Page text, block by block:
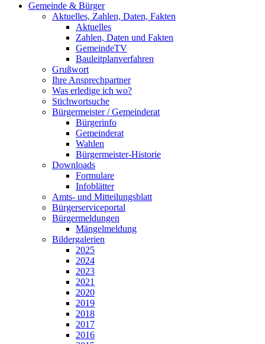
Gemeinde & Bürger
Aktuelles, Zahlen, Daten, Fakten
Aktuelles
Zahlen, Daten und Fakten
GemeindeTV
Bauleitplanverfahren
Grußwort
Ihre Ansprechpartner
Was erledige ich wo?
Stichwortsuche
Bürgermeister / Gemeinderat
Bürgerinfo
Gemeinderat
Wahlen
Bürgermeister-Historie
Downloads
Formulare
Infoblätter
Amts- und Mitteilungsblatt
Bürgerserviceportal
Bürgermeldungen
Mängelmeldung
Bildergalerien
2025
2024
2023
2021
2020
2019
2018
2017
2016